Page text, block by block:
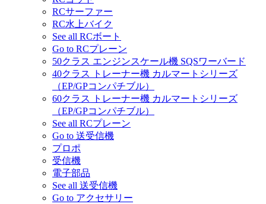
RCサーファー
RC水上バイク
See all RCボート
Go to RCプレーン
50クラス エンジンスケール機 SQSワーバード
40クラス トレーナー機 カルマートシリーズ
（EP/GPコンパチブル）
60クラス トレーナー機 カルマートシリーズ
（EP/GPコンパチブル）
See all RCプレーン
Go to 送受信機
プロポ
受信機
電子部品
See all 送受信機
Go to アクセサリー